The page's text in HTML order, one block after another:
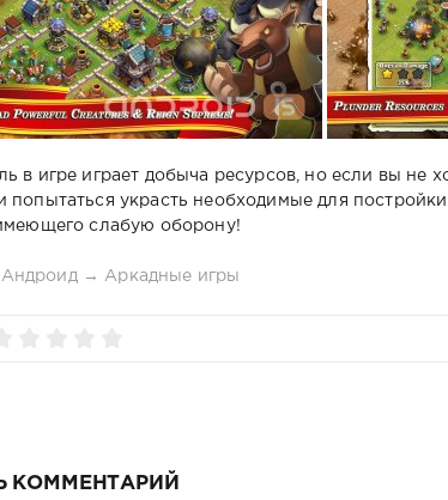
в игре играет добыча ресурсов, но если вы не
попытаться украсть необходимые для
слабую оборону!
→ Аркадные игры
КОММЕНТАРИЙ